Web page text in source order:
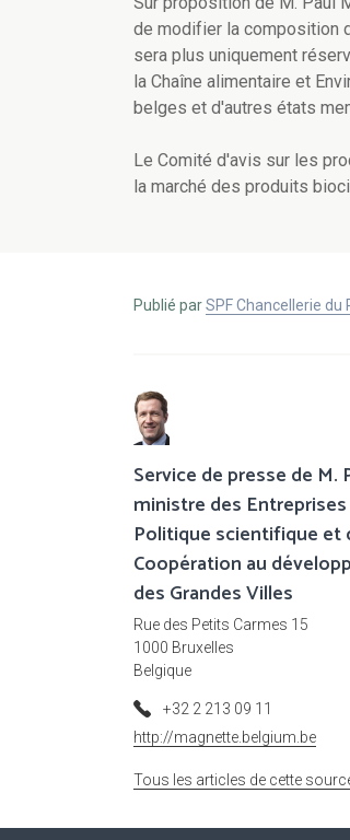
de modifier la composition
sera plus uniquement
la Chaîne alimentaire et
belges et d'autres états
Le Comité d'avis sur les
la marché des produits
Publié parSPF Chancellerie
Service de presse de M.
ministre des
Politique scientifique et
Coopération au
des Grandes Villes
Rue des Petits Carmes 15
1000 Bruxelles
Belgique
+32 2 213 09 11
http://magnette.belgium.be
Tous les articles de cette